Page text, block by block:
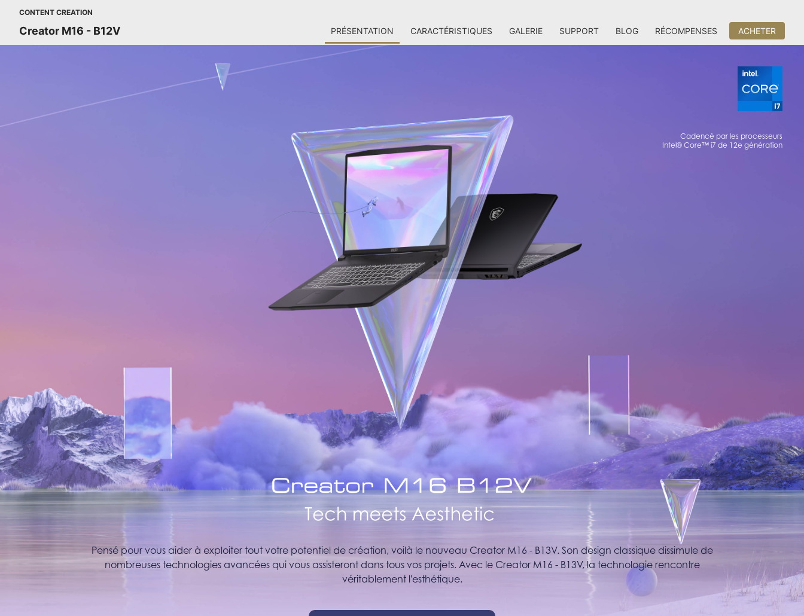
CONTENT CREATION
Creator M16 - B12V PRÉSENTATION CARACTÉRISTIQUES GALERIE SUPPORT BLOG RÉCOMPENSES ACHETER
Pensé pour vous aider à exploiter tout votre potentiel de création, voilà le nouveau Creator M16 - B13V. Son design classique dissimule de
nombreuses technologies avancées qui vous assisteront dans tous vos projets. Avec le Creator M16 - B13V, la technologie rencontre
véritablement l'esthétique.
Cadencé par les processeurs
Intel® Core™ i7 de 12e génération